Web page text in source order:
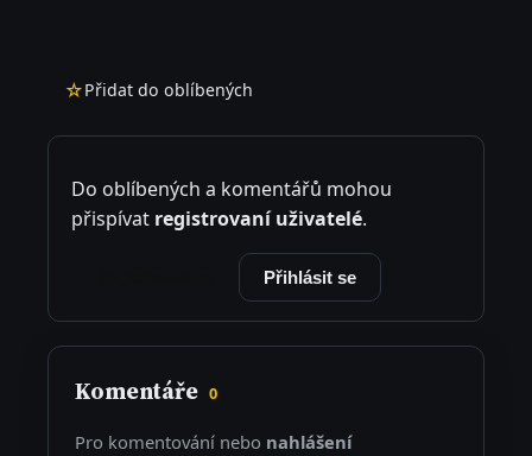
☆Přidat do oblíbených
Do oblíbených a komentářů mohou
přispívat registrovaní uživatelé.
Přihlásit se
Komentáře 0
Pro komentování nebo nahlášení